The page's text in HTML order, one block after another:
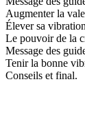
Augmenter la
Élever sa
Le pouvoir de la
Message des
Tenir la bonne
Conseils et final.